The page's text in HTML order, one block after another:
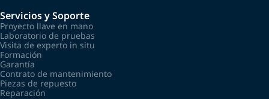
Servicios y Soporte
Proyecto llave en mano
Laboratorio de pruebas
Visita de experto in situ
Formación
Garantía
Contrato de mantenimiento
Piezas de repuesto
Reparación